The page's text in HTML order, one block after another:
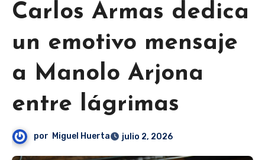
Carlos Armas dedica
un emotivo mensaje
a Manolo Arjona
entre lágrimas
por Miguel Huerta julio 2, 2026